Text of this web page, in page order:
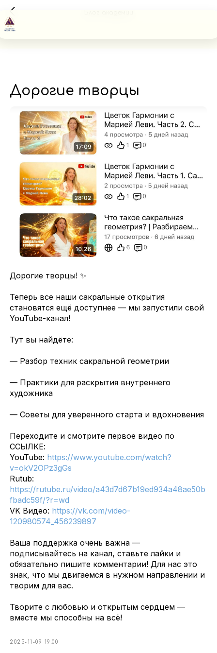
Дорогие творцы
Дорогие творцы! ✨
Теперь все наши сакральные открытия
становятся ещё доступнее — мы запустили свой
YouTube-канал!
Тут вы найдёте:
— Разбор техник сакральной геометрии
— Практики для раскрытия внутреннего
художника
— Советы для уверенного старта и вдохновения
Переходите и смотрите первое видео по
ССЫЛКЕ:
YouTube: https://www.youtube.com/watch?
v=okV2OPz3gGs
Rutub:
https://rutube.ru/video/a43d7d67b19ed934a48ae50b
fbadc59f/?r=wd
VK Видео: https://vk.com/video-
120980574_456239897
Ваша поддержка очень важна —
подписывайтесь на канал, ставьте лайки и
обязательно пишите комментарии! Для нас это
знак, что мы двигаемся в нужном направлении и
творим для вас.
Творите с любовью и открытым сердцем —
вместе мы способны на всё!
2025-11-09 19:00